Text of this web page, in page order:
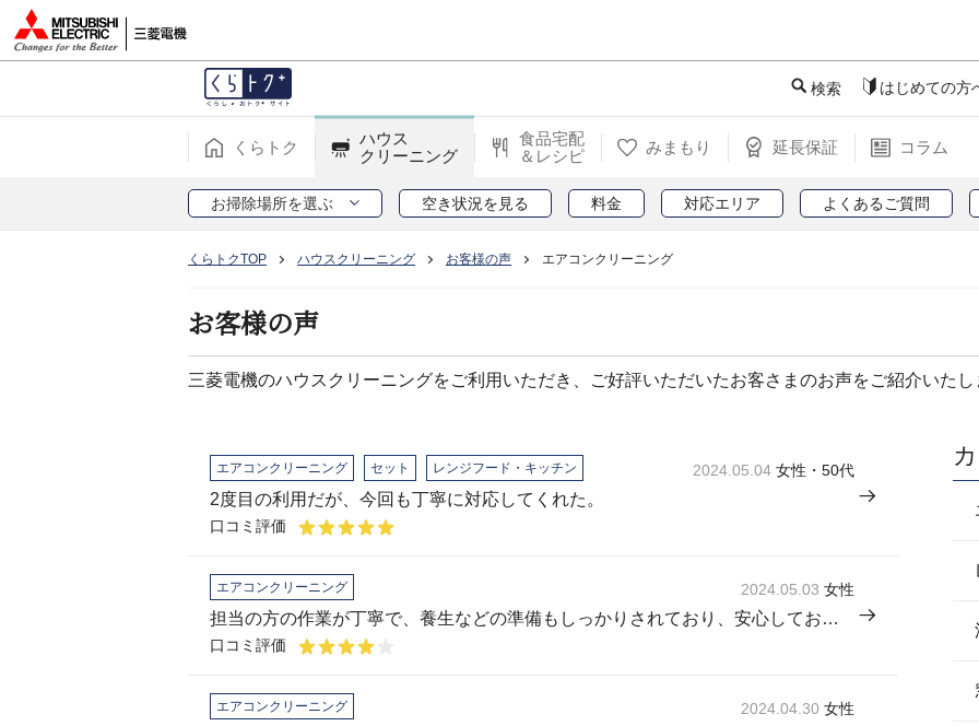
検索 はじめての方
くらトク
ハウス
クリーニング
食品宅配
＆レシピ
みまもり 延長保証 コラム
お掃除場所を選ぶ 空き状況を見る 料金 対応エリア よくあるご質問
くらトクTOP ハウスクリーニング お客様の声 エアコンクリーニング
お客様の声
三菱電機のハウスクリーニングをご利用いただき、ご好評いただいたお客さまのお声をご紹介いたし
エアコンクリーニング セット レンジフード・キッチン 2024.05.04 女性・50代
2度目の利用だが、今回も丁寧に対応してくれた。
口コミ評価
エアコンクリーニング 2024.05.03 女性
担当の方の作業が丁寧で、養生などの準備もしっかりされており、安心してお任せ出来た。
口コミ評価
エアコンクリーニング 2024.04.30 女性